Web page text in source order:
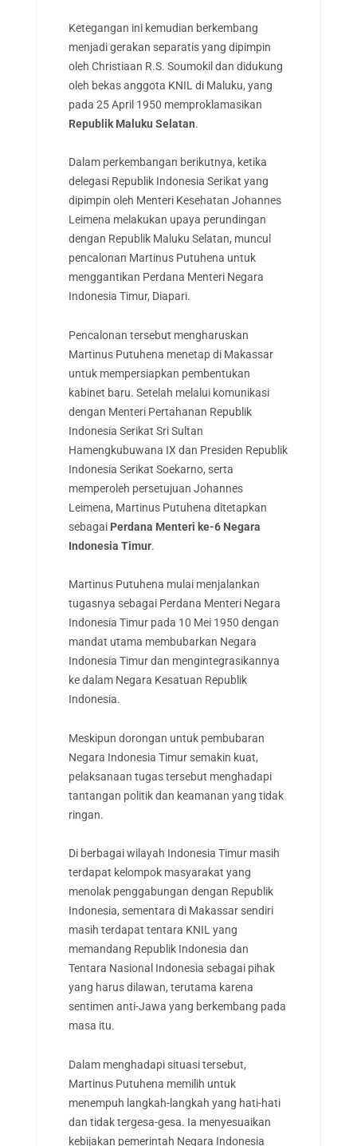
Ketegangan ini kemudian berkembang
menjadi gerakan separatis yang dipimpin
oleh Christiaan R.S. Soumokil dan didukung
oleh bekas anggota KNIL di Maluku, yang
pada 25 April 1950 memproklamasikan
Republik Maluku Selatan.
Dalam perkembangan berikutnya, ketika
delegasi Republik Indonesia Serikat yang
dipimpin oleh Menteri Kesehatan Johannes
Leimena melakukan upaya perundingan
dengan Republik Maluku Selatan, muncul
pencalonan Martinus Putuhena untuk
menggantikan Perdana Menteri Negara
Indonesia Timur, Diapari.
Pencalonan tersebut mengharuskan
Martinus Putuhena menetap di Makassar
untuk mempersiapkan pembentukan
kabinet baru. Setelah melalui komunikasi
dengan Menteri Pertahanan Republik
Indonesia Serikat Sri Sultan
Hamengkubuwana IX dan Presiden Republik
Indonesia Serikat Soekarno, serta
memperoleh persetujuan Johannes
Leimena, Martinus Putuhena ditetapkan
sebagai Perdana Menteri ke-6 Negara
Indonesia Timur.
Martinus Putuhena mulai menjalankan
tugasnya sebagai Perdana Menteri Negara
Indonesia Timur pada 10 Mei 1950 dengan
mandat utama membubarkan Negara
Indonesia Timur dan mengintegrasikannya
ke dalam Negara Kesatuan Republik
Indonesia.
Meskipun dorongan untuk pembubaran
Negara Indonesia Timur semakin kuat,
pelaksanaan tugas tersebut menghadapi
tantangan politik dan keamanan yang tidak
ringan.
Di berbagai wilayah Indonesia Timur masih
terdapat kelompok masyarakat yang
menolak penggabungan dengan Republik
Indonesia, sementara di Makassar sendiri
masih terdapat tentara KNIL yang
memandang Republik Indonesia dan
Tentara Nasional Indonesia sebagai pihak
yang harus dilawan, terutama karena
sentimen anti-Jawa yang berkembang pada
masa itu.
Dalam menghadapi situasi tersebut,
Martinus Putuhena memilih untuk
menempuh langkah-langkah yang hati-hati
dan tidak tergesa-gesa. Ia menyesuaikan
kebijakan pemerintah Negara Indonesia